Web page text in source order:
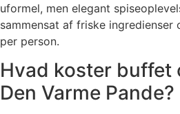
uformel, men elegant
sammensat af friske ingredienser
per person.
Hvad koster buffet
Den Varme Pande?